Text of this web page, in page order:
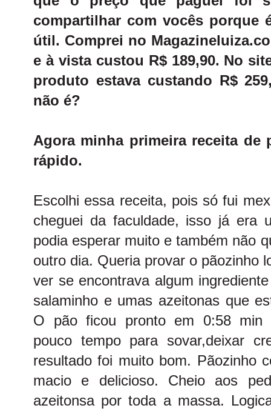
compartilhar com vocês porque
útil. Comprei no
e à vista custou R$ 189,90. No
produto estava custando R$
não é?
Agora minha primeira receita de
rápido.
Escolhi essa receita, pois só fui
cheguei da faculdade, isso já era
podia esperar muito e também não
outro dia. Queria provar o pãozinho
ver se encontrava algum
salaminho e umas azeitonas que
O pão ficou pronto em 0:58 min
pouco tempo para sovar,deixar
resultado foi muito bom. Pãozinho
macio e delicioso. Cheio aos
azeitonsa por toda a massa.